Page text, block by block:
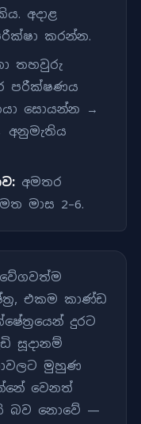
අදාළ
කරන්න.
තහවුරු
පරීක්ෂණය
සොයන්න →
අනුමැතිය
අමතර
මාස 2–6.
එකම කාණ්ඩ
දුරට
සූදානම්
මුහුණ
වෙනත්
බව නොවේ —